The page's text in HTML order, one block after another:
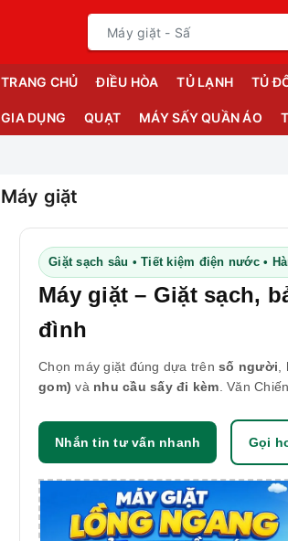
TRANG CHỦ ĐIỀU HÒA TỦ LẠNH TỦ
GIA DỤNG QUẠT MÁY SẤY QUẦN ÁO
Máy giặt
Giặt sạch sâu • Tiết kiệm điện nước •
Máy giặt – Giặt sạch,
đình
Chọn máy giặt đúng dựa trên số người
gom) và nhu cầu sấy đi kèm . Văn
Nhắn tin tư vấn nhanh Gọi